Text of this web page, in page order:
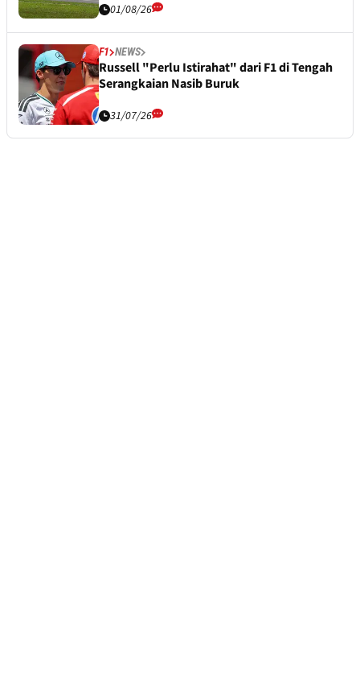
01/08/26
F1 NEWS
Russell "Perlu Istirahat" dari F1 di Tengah
Serangkaian Nasib Buruk
31/07/26